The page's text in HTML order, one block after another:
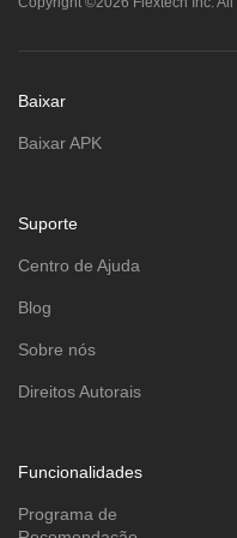
Baixar
Baixar APK
Suporte
Centro de Ajuda
Blog
Sobre nós
Direitos Autorais
Funcionalidades
Programa de